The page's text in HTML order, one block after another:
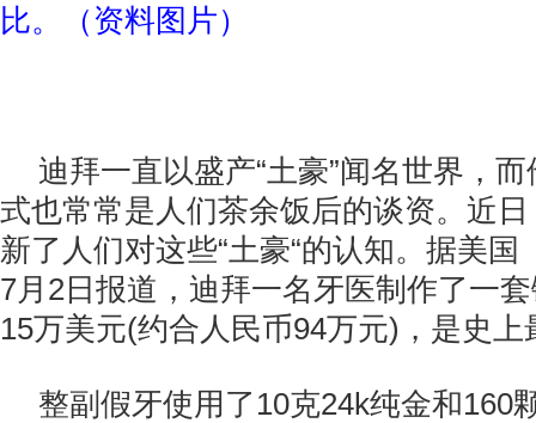
比。（资料图片）
迪拜一直以盛产“土豪”闻名世界，而
式也常常是人们茶余饭后的谈资。近
新了人们对这些“土豪“的认知。据美国
7月2日报道，迪拜一名牙医制作了一
15万美元(约合人民币94万元)，是史
整副假牙使用了10克24k纯金和160